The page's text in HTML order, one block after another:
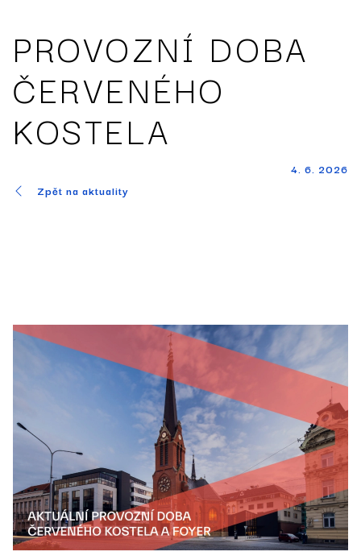
PROVOZNÍ DOBA
ČERVENÉHO
KOSTELA
4. 6. 2026
Zpět na aktuality